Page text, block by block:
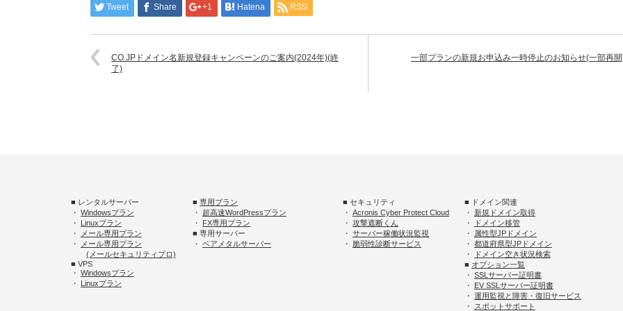
Tweet Share +1 Hatena RSS
CO.JPドメイン名新規登録キャンペーンのご案内(2024年)(終
了)
一部プランの新規お申込み一時停止のお知らせ(一部再
■ レンタルサーバー ■ 専用プラン
・ Windowsプラン ・ 超高速WordPressプラン
・ Linuxプラン ・ FX専用プラン
・
メール専用プラン
■ 専用サーバー
・
メール専用プラン ・ ベアメタルサーバー
(メールセキュリティプロ)
■ VPS
・ Windowsプラン
・ Linuxプラン
■ セキュリティ
■ ドメイン関連
・ Acronis Cyber Protect Cloud ・ 新規ドメイン取得
・ 攻撃遮断くん ・
ドメイン移管
・ サーバー稼働状況監視 ・
属性型JPドメイン
・ 脆弱性診断サービス ・ 都道府県型JPドメイン
・
ドメイン空き状況検索
■ オプション一覧
・ SSLサーバー証明書
・ EV SSLサーバー証明書
・ 運用監視と障害・復旧サービス
・ スポットサポート